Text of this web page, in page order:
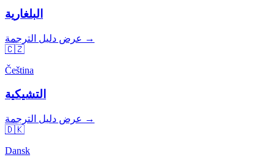
البلغارية
عرض دليل الترجمة →
🇨🇿
Čeština
التشيكية
عرض دليل الترجمة →
🇩🇰
Dansk